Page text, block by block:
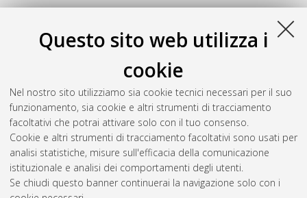
Questo sito web utilizza i
cookie
Nel nostro sito utilizziamo sia cookie tecnici necessari per il suo
funzionamento, sia cookie e altri strumenti di tracciamento
facoltativi che potrai attivare solo con il tuo consenso.
Cookie e altri strumenti di tracciamento facoltativi sono usati per
analisi statistiche, misure sull'efficacia della comunicazione
istituzionale e analisi dei comportamenti degli utenti.
Se chiudi questo banner continuerai la navigazione solo con i
2024
Rahimi, Gohar Parissa(2024)Pop feminism(s) against the
grain: articulations of agency, race, and class
thesis], Alma Mater Studiorum Università di Bologna.
Dottorato di ricerca inLingue, letterature e culture moderne
35 Ciclo.
Questa lista e' stata generata ilSun Aug 9 20:47:52 2026